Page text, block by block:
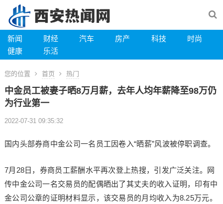
新闻 财经 汽车 房产 科技
时尚
健康
乐活
您的位置 首页 热门
中金员工被妻子晒8万月薪，去年人均年薪降至98万仍
为行业第一
2022-07-31 09:35:32
国内头部券商中金公司一名员工因卷入“晒薪”风波被停职调查。
7月28日，券商员工薪酬水平再次登上热搜，引发广泛关注。网
传中金公司一名交易员的配偶晒出了其丈夫的收入证明，印有中
金公司公章的证明材料显示，该交易员的月均收入为8.25万元。